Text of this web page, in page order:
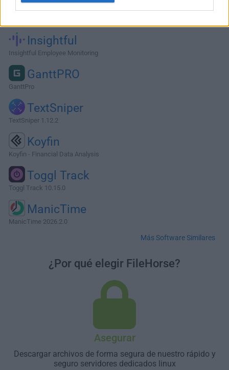
Alternativas y Software Similar
Insightful
Insightful Employee Monitoring
GanttPRO
GanttPro
TextSniper
TextSniper 1.12.2
Koyfin
Koyfin - Financial Data Analysis
Toggl Track
Toggl Track 10.15.0
ManicTime
ManicTime 2026.2.0
Más Software Similares
¿Por qué elegir FileHorse?
Asegurar
Descargar archivos de forma segura de nuestro rápido y
seguro servidores dedicados linux